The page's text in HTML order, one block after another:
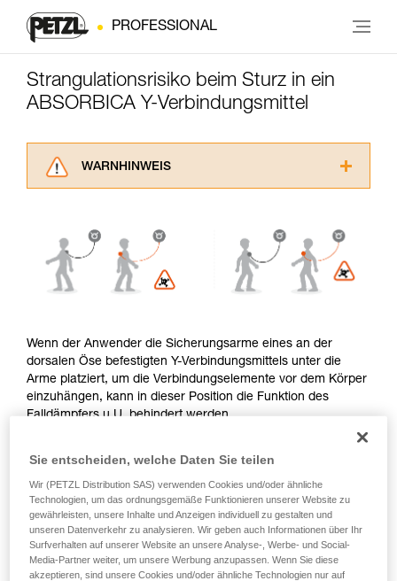
PROFESSIONAL
Strangulationsrisiko beim Sturz in ein
ABSORBICA Y-Verbindungsmittel
WARNHINWEIS
aufmerksam durch, bevor Sie diesen zu Rate
ziehen. Um diese Zusatzinformationen
verstehen zu können, müssen Sie zuerst die in
der Gebrauchsanweisung enthaltenen
entsprechende Ausbildung und ein spezielles
Training voraus. Prüfen Sie zusammen mit
einem Profi, ob Sie in der Lage sind, den
Vorgang alleine sicher zu wiederholen, bevor
Sie ihn eigenständig durchführen.
noch andere Techniken, die hier nicht
beschrieben werden.
Wenn der Anwender die Sicherungsarme eines an der
dorsalen Öse befestigten Y-Verbindungsmittels unter die
Arme platziert, um die Verbindungselemente vor dem Körper
einzuhängen, kann in dieser Position die Funktion des
Falldämpfers u.U. behindert werden.
Verbindungsmittel an der sternalen Öse des Gurts befestigt
und hinter dem Rücken des Anwenders eingehängt ist.
Sie entscheiden, welche Daten Sie teilen
Wir (PETZL Distribution SAS) verwenden Cookies und/oder ähnliche
Technologien, um das ordnungsgemäße Funktionieren unserer Website zu
gewährleisten, unsere Inhalte und Anzeigen individuell zu gestalten und
unseren Datenverkehr zu analysieren. Wir geben auch Informationen über Ihr
Surfverhalten auf unserer Website an unsere Analyse-, Werbe- und Social-
Media-Partner weiter, um unsere Werbung anzupassen. Wenn Sie diese
akzeptieren, sind unsere Cookies und/oder ähnliche Technologien nur auf